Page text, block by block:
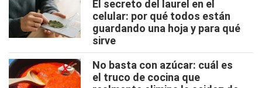
El secreto del laurel en el
celular: por qué todos están
guardando una hoja y para qué
sirve
No basta con azúcar: cuál es
el truco de cocina que